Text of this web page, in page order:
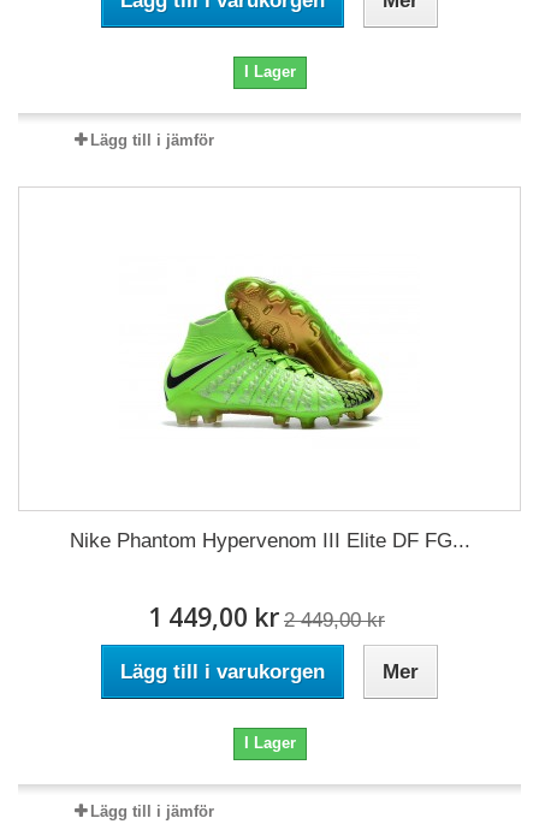
I Lager
Lägg till i jämför
Nike Phantom Hypervenom III Elite DF FG...
1 449,00 kr 2 449,00 kr
Lägg till i varukorgen Mer
I Lager
Lägg till i jämför